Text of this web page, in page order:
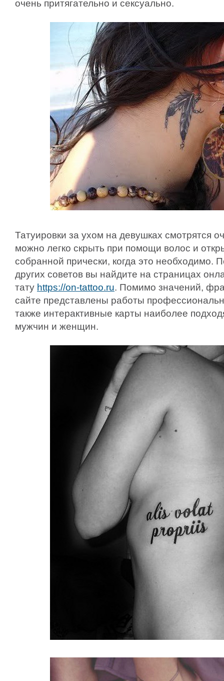
очень притягательно и сексуально.
Татуировки за ухом на девушках смотрятся
можно легко скрыть при помощи волос и
собранной прически, когда это необходимо.
других советов вы найдите на страницах
тату https://on-tattoo.ru. Помимо значений,
сайте представлены работы
также интерактивные карты наиболее
мужчин и женщин.